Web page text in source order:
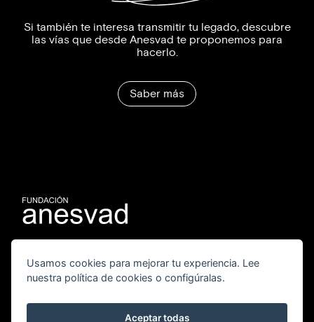
Si también te interesa transmitir tu legado,descubre
las vías que desde Anesvad te proponemos para
hacerlo.
Saber más
ESCUELA
CLASES
TWITTER
INSTAGRAM
Usamos cookies para mejorar tu experiencia. Lee
nuestra política de cookies o configúralas.
Aceptar todas